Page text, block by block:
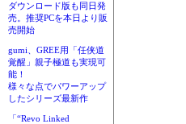
ダウンロード版も同日発
売。推奨PCを本日より販
売開始
gumi、GREE用「任侠道
覚醒」親子極道も実現可
能！
様々な点でパワーアップ
したシリーズ最新作
「“Revo Linked